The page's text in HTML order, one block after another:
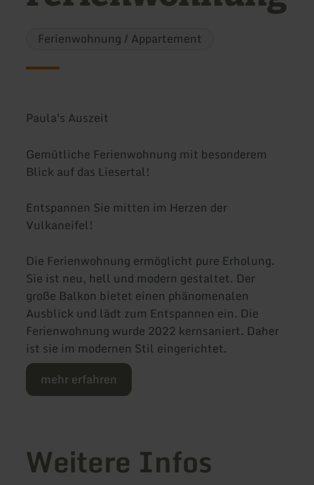
Ferienwohnung / Appartement
Paula's Auszeit
Gemütliche Ferienwohnung mit besonderem
Blick auf das Liesertal!
Entspannen Sie mitten im Herzen der
Vulkaneifel!
Die Ferienwohnung ermöglicht pure Erholung.
Sie ist neu, hell und modern gestaltet. Der
große Balkon bietet einen phänomenalen
Ausblick und lädt zum Entspannen ein. Die
Ferienwohnung wurde 2022 kernsaniert. Daher
ist sie im modernen Stil eingerichtet.
mehr erfahren
Weitere Infos